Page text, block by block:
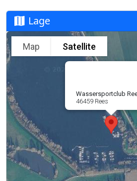
Lage
Wassersportclub
46459 Rees
Map Satellite